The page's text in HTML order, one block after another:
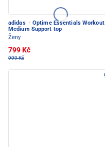
adidas · Optime Essentials Workout
Medium Support top
Ženy
799 Kč
999 Kč